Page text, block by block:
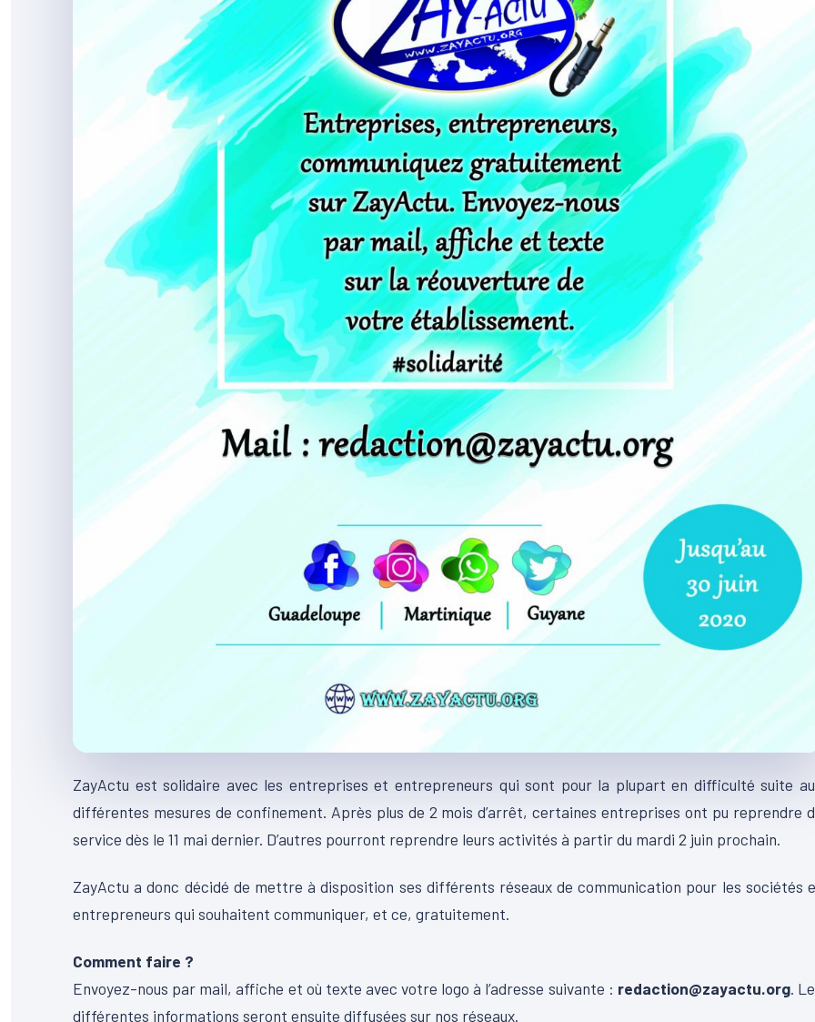
ZayActu est solidaire avec les entreprises et entrepreneurs qui sont pour la plupart en difficulté suite
différentes mesures de confinement. Après plus de 2 mois d’arrêt, certaines entreprises ont pu reprendre
service dès le 11 mai dernier. D’autres pourront reprendre leurs activités à partir du mardi 2 juin prochain.
ZayActu a donc décidé de mettre à disposition ses différents réseaux de communication pour les sociétés
entrepreneurs qui souhaitent communiquer, et ce, gratuitement.
Comment faire ?
Envoyez-nous par mail, affiche et où texte avec votre logo à l’adresse suivante : redaction@zayactu.org.
différentes informations seront ensuite diffusées sur nos réseaux.